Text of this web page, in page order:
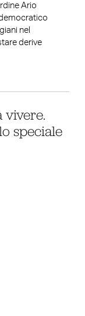
Ario
nel
derive
vivere.
speciale